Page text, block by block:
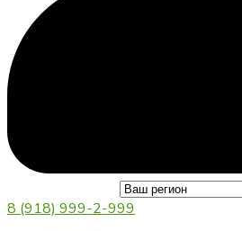
8 (918) 999-2-999